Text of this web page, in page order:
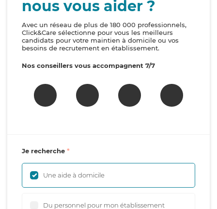
nous vous aider ?
Avec un réseau de plus de 180 000 professionnels,
Click&Care sélectionne pour vous les meilleurs
candidats pour votre maintien à domicile ou vos
besoins de recrutement en établissement.
Nos conseillers vous accompagnent 7/7
Je recherche
Une aide à domicile
Du personnel pour mon établissement